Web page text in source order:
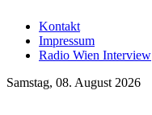
Kontakt
Impressum
Radio Wien Interview
Samstag, 08. August 2026